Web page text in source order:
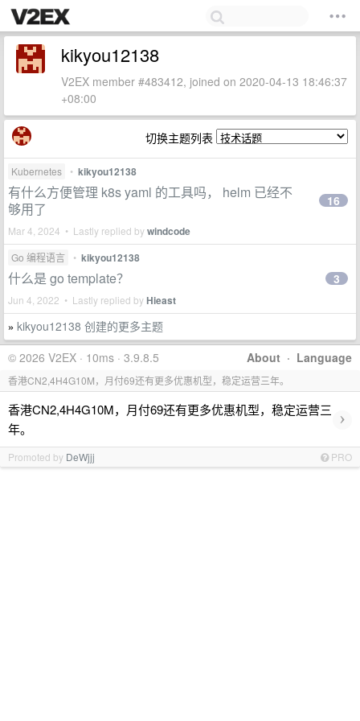
kikyou12138
V2EX member #483412, joined on 2020-04-13 18:46:37
+08:00
切换主题列表
Kubernetes • kikyou12138
有什么方便管理 k8s yaml 的工具吗， helm 已经不
够用了
Mar 4, 2024 • Lastly replied bywindcode
16
Go 编程语言 • kikyou12138
什么是 go template？
Jun 4, 2022 • Lastly replied byHieast
3
» kikyou12138 创建的更多主题
About · Language
© 2026 V2EX · 10ms · 3.9.8.5
香港CN2,4H4G10M，月付69还有更多优惠机型，稳定运营三年。
香港CN2,4H4G10M，月付69还有更多优惠机型，稳定运营三
年。
›
Promoted by DeWjjj PRO